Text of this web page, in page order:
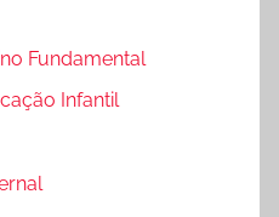
Fundamental
Infantil